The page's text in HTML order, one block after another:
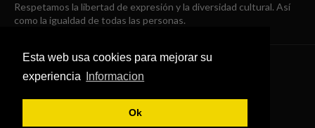
Esta web usa cookies para mejorar su
experiencia
Informacion
Ok
Respetamos la libertad de expresión y la diversidad cultural. Así
como la igualdad de todas las personas.
Copyright © 1998 -